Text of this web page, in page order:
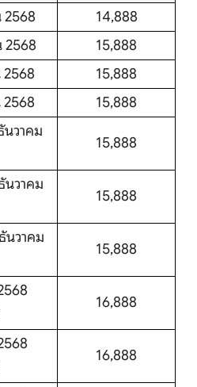
2568
14,888
2568
15,888
15,888
15,888
วาคม
15,888
วาคม
15,888
นวาคม
15,888
16,888
16,888